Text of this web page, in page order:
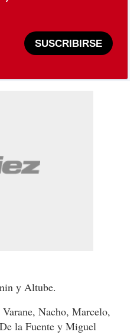
SUSCRIBIRSE
y Altube.
Nacho, Marcelo,
la Fuente y Miguel